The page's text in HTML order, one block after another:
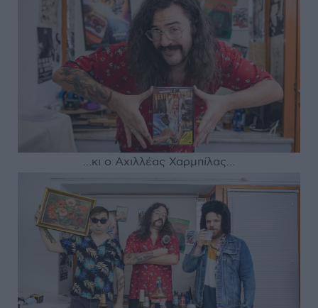
...κι ο Αχιλλέας Χαρμπίλας...